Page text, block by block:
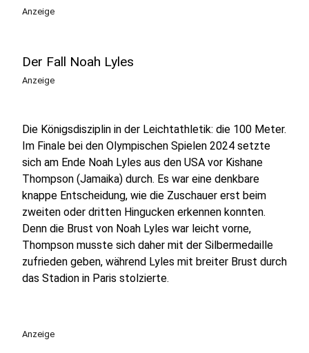
Anzeige
Der Fall Noah Lyles
Anzeige
Die Königsdisziplin in der Leichtathletik: die 100 Meter.
Im Finale bei den Olympischen Spielen 2024 setzte
sich am Ende Noah Lyles aus den USA vor Kishane
Thompson (Jamaika) durch. Es war eine denkbare
knappe Entscheidung, wie die Zuschauer erst beim
zweiten oder dritten Hingucken erkennen konnten.
Denn die Brust von Noah Lyles war leicht vorne,
Thompson musste sich daher mit der Silbermedaille
zufrieden geben, während Lyles mit breiter Brust durch
das Stadion in Paris stolzierte.
Anzeige